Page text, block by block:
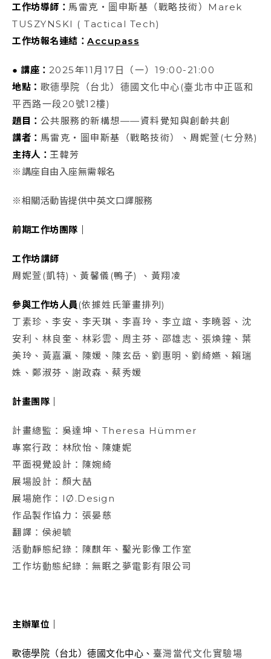
工作坊導師： 馬雷克・圖申斯基（戰略技術）Marek
TUSZYNSKI ( Tactical Tech)
工作坊報名連結： Accupass
● 講座： 2025年11月17日（一）19:00-21:00
地點： 歌德學院（台北）德國文化中心(臺北市中正區和
平西路一段20號12樓)
題目： 公共服務的新構想——資料覺知與創齡共創
講者： 馬雷克・圖申斯基（戰略技術）、周妮萱(七分熟)
主持人： 王韓芳
※講座自由入座無需報名
※相關活動皆提供中英文口譯服務
前期工作坊團隊｜
工作坊講師
周妮萱(凱特)、黃馨儀(鴨子) 、黃翔凌
參與工作坊人員 (依據姓氏筆畫排列)
丁素珍、李安、李天琪、李喜玲、李立誼、李曉蓉、沈
安利、林良奎、林彩雲、周主芬、邵雄志、張煥鐘、葉
美玲、黃嘉瀛、陳媛、陳玄岳、劉惠明、劉綺嬿、賴瑞
姝、鄭淑芬、謝政森、蔡秀媛
計畫團隊｜
計畫總監：吳達坤、Theresa Hümmer
專案行政：林欣怡、陳婕妮
平面視覺設計：陳婉綺
展場設計：顏大喆
展場施作：IØ.Design
作品製作協力：張晏慈
翻譯：侯昶毓
活動靜態紀錄：陳麒年、鑿光影像工作室
工作坊動態紀錄：無眠之夢電影有限公司
主辦單位
歌德學院（台北）德國文化中心、 臺灣當代文化實驗場